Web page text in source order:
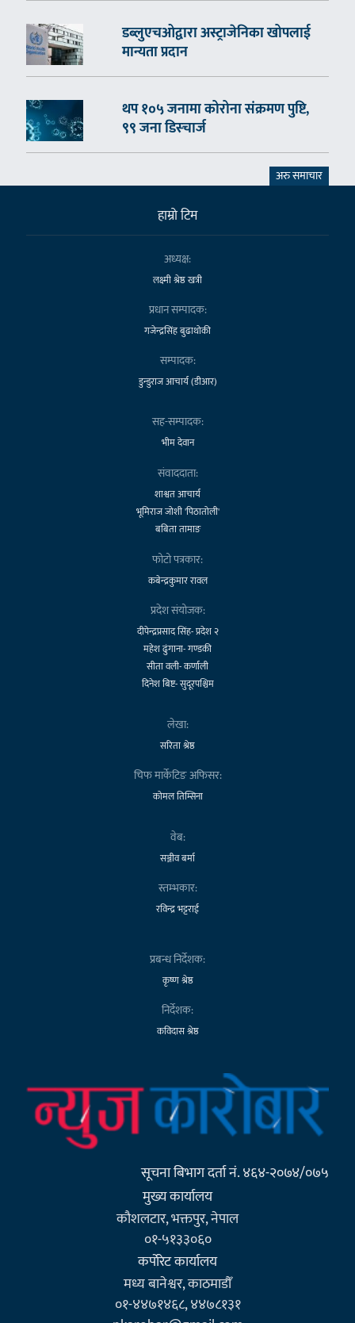
डब्लुएचओद्वारा अस्ट्राजेनिका खोपलाई
मान्यता प्रदान
थप १०५ जनामा कोरोना संक्रमण पुष्टि,
९९ जना डिस्चार्ज
अरु समाचार
हाम्राे टिम
अध्यक्ष:
लक्ष्मी श्रेष्ठ खत्री
प्रधान सम्पादक:
गजेन्द्रसिंह बुढाथोकी
सम्पादक:
डुन्डुराज आचार्य (डीआर)
सह-सम्पादक:
भीम देवान
संवाददाता:
शाश्वत आचार्य
भूमिराज जोशी 'पिठातोली'
बबिता तामाङ
फोटो पत्रकार:
कबेन्द्रकुमार रावल
प्रदेश संयोजक:
दीपेन्द्रप्रसाद सिंह- प्रदेश २
महेश ढुंगाना- गण्डकी
सीता वली- कर्णाली
दिनेश बिष्ट- सुदूरपश्चिम
लेखा:
सरिता श्रेष्ठ
चिफ मार्केटिङ अफिसर:
कोमल तिम्सिना
वेब:
सञ्जीव बर्मा
स्तम्भकार:
रविन्द्र भट्टराई
प्रबन्ध निर्देशक:
कृष्ण श्रेष्ठ
निर्देशक:
कविदास श्रेष्ठ
सूचना बिभाग दर्ता नं. ४६४-२०७४/०७५
मुख्य कार्यालय
कौशलटार, भक्तपुर, नेपाल
०१-५१३३०६०
कर्पाेरेट कार्यालय
मध्य बानेश्वर, काठमाडौँ
०१-४४७१४६८, ४४७८१३१